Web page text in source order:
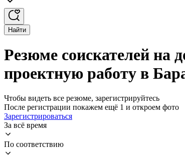
Найти
Резюме соискателей на
проектную работу в
Чтобы видеть все резюме, зарегистрируйтесь
После регистрации покажем ещё 1 и откроем фото
Зарегистрироваться
За всё время
По соответствию